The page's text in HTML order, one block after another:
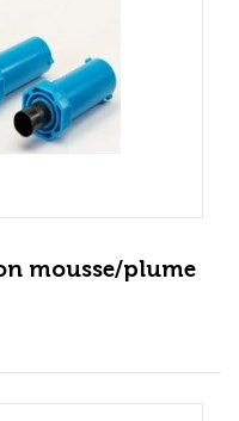
mousse/plume